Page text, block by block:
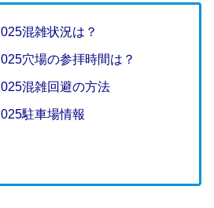
混雑状況は？
穴場の参拝時間は？
混雑回避の方法
駐車場情報